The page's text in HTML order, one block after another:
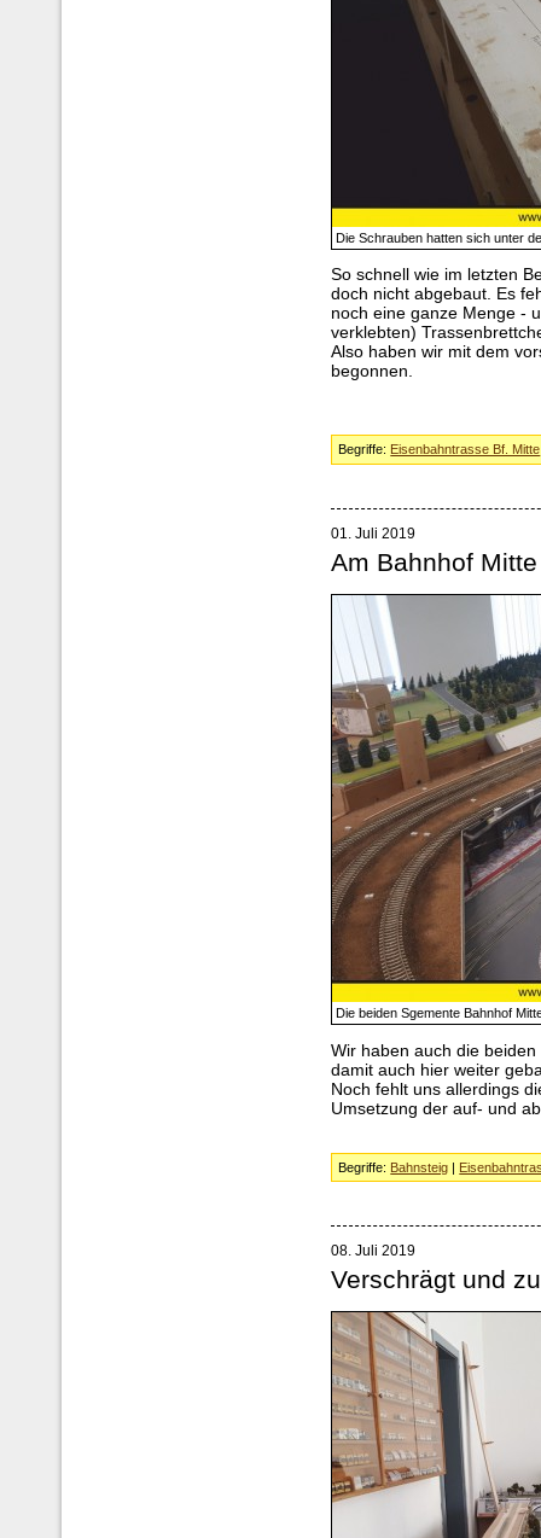
Die Schrauben hatten sich unter
So schnell wie im letzten
doch nicht abgebaut. Es
noch eine ganze Menge -
verklebten)
Also haben wir mit dem
begonnen.
Begriffe: Eisenbahntrasse Bf. Mitte
01. Juli 2019
Am Bahnhof Mitte
Die beiden Sgemente Bahnhof
Wir haben auch die
damit auch hier weiter
Noch fehlt uns allerdings
Umsetzung der auf- und
Begriffe: Bahnsteig |
08. Juli 2019
Verschrägt und